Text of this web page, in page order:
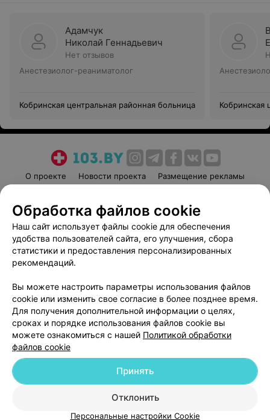
Адамчук
Николай Геннадьевич
Нет отзывов
Анестезиолог-реаниматолог
Кобринская центральная районная больница Кобринская
О проекте Новости проекта
Размещение рекламы
Пользовательское соглашение
Способы оплаты
Вакансии
Партнеры
Написать руководителю 103.by
Обработка персональных данных
© 2026 ООО «Артокс Лаб», УНП 191700409
| 220012, Республика Беларусь,
Служба поддержки +375 291212755
Обработка файлов cookie
Наш сайт использует файлы cookie для обеспечения
удобства пользователей сайта, его улучшения, сбора
статистики и предоставления персонализированных
рекомендаций.
Вы можете настроить параметры использования файлов
cookie или изменить свое согласие в более позднее время.
Для получения дополнительной информации о целях,
сроках и порядке использования файлов cookie вы
можете ознакомиться с нашей Политикой обработки
файлов cookie
Отклонить
Принять
Персональные настройки Cookie